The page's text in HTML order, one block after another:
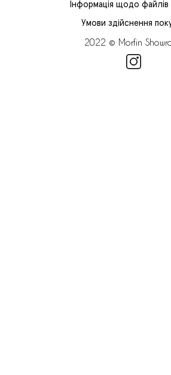
Інформація щодо
Умови здійснення
2022 © Morfin